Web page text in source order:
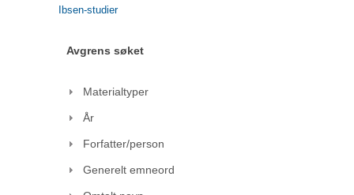
Ibsen-studier
Avgrens søket
Materialtyper
År
Forfatter/person
Generelt emneord